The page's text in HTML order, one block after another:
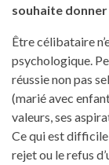
souhaite donner
Être célibataire
psychologique.
réussie non pas
(marié avec
valeurs, ses
Ce qui est difficile
rejet ou le refus